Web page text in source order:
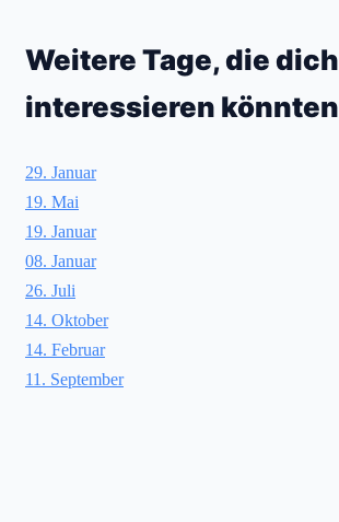
Weitere Tage, die dich
interessieren könnten
29. Januar
19. Mai
19. Januar
08. Januar
26. Juli
14. Oktober
14. Februar
11. September